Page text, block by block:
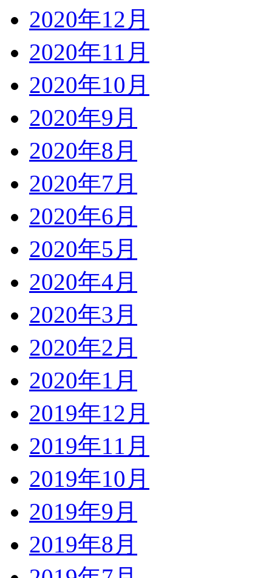
2020年12月
2020年11月
2020年10月
2020年9月
2020年8月
2020年7月
2020年6月
2020年5月
2020年4月
2020年3月
2020年2月
2020年1月
2019年12月
2019年11月
2019年10月
2019年9月
2019年8月